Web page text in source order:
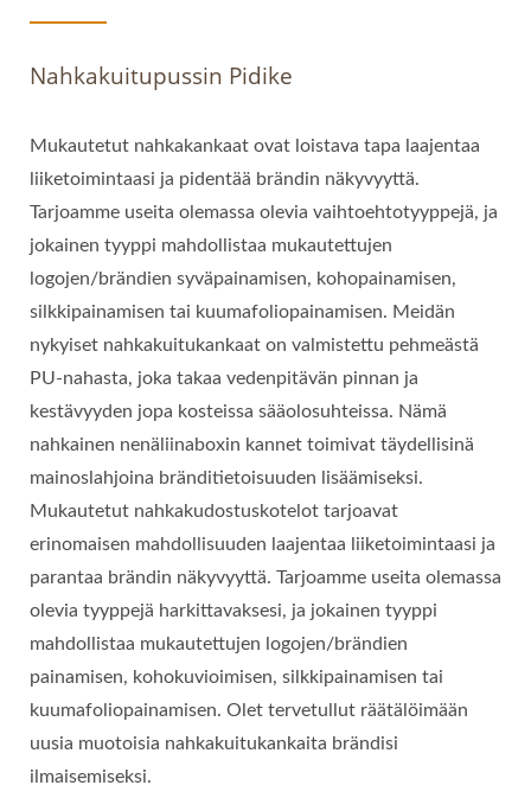
Nahkakuitupussin Pidike
Mukautetut nahkakankaat ovat loistava tapa laajentaa
liiketoimintaasi ja pidentää brändin näkyvyyttä.
Tarjoamme useita olemassa olevia vaihtoehtotyyppejä, ja
jokainen tyyppi mahdollistaa mukautettujen
logojen/brändien syväpainamisen, kohopainamisen,
silkkipainamisen tai kuumafoliopainamisen. Meidän
nykyiset nahkakuitukankaat on valmistettu pehmeästä
PU-nahasta, joka takaa vedenpitävän pinnan ja
kestävyyden jopa kosteissa sääolosuhteissa. Nämä
nahkainen nenäliinaboxin kannet toimivat täydellisinä
mainoslahjoina bränditietoisuuden lisäämiseksi.
Mukautetut nahkakudostuskotelot tarjoavat
erinomaisen mahdollisuuden laajentaa liiketoimintaasi ja
parantaa brändin näkyvyyttä. Tarjoamme useita olemassa
olevia tyyppejä harkittavaksesi, ja jokainen tyyppi
mahdollistaa mukautettujen logojen/brändien
painamisen, kohokuvioimisen, silkkipainamisen tai
kuumafoliopainamisen. Olet tervetullut räätälöimään
uusia muotoisia nahkakuitukankaita brändisi
ilmaisemiseksi.